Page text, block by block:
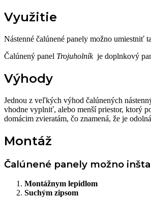
Využitie
Nástenné čalúnené panely možno umiestniť
Čalúnený panel Trojuholník je doplnkový
Výhody
Jednou z veľkých výhod čalúnených
vhodne vyplniť, alebo menší priestor, ktorý
domácim zvieratám, čo znamená, že je
Montáž
Čalúnené panely možno
Montážnym lepidlom
Suchým zipsom